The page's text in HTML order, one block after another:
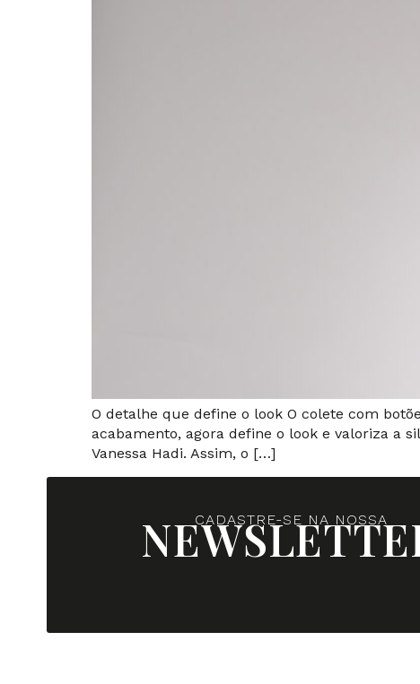
O detalhe que define o look O colete com
acabamento, agora define o look e valoriza a
Vanessa Hadi. Assim, o […]
CADASTRE-SE NA NOSSA